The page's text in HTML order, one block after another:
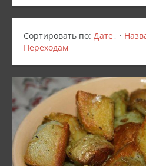
Сортировать по: Дате ·
Переходам